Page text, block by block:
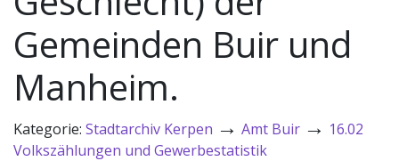
Gemeinden Buir und
Manheim.
Kategorie: Stadtarchiv Kerpen → Amt Buir → 16.02
Volkszählungen und Gewerbestatistik